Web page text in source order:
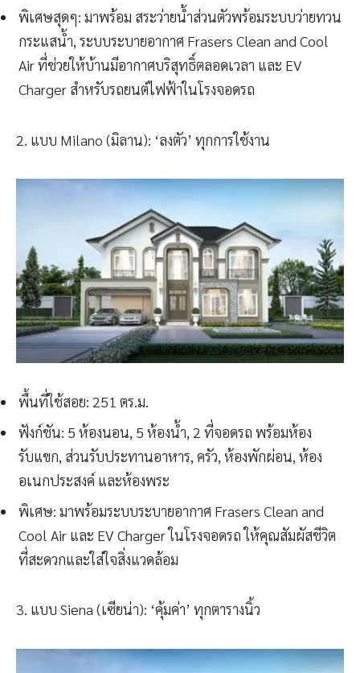
พิเศษสุดๆ: มาพร้อม สระว่ายน้ำส่วนตัวพร้อมระบบว่ายทวน
กระแสน้ำ, ระบบระบายอากาศ Frasers Clean and Cool
Air ที่ช่วยให้บ้านมีอากาศบริสุทธิ์ตลอดเวลา และ EV
Charger สำหรับรถยนต์ไฟฟ้าในโรงจอดรถ
2. แบบ Milano (มิลาน): ‘ลงตัว’ ทุกการใช้งาน
พื้นที่ใช้สอย: 251 ตร.ม.
ฟังก์ชัน: 5 ห้องนอน, 5 ห้องน้ำ, 2 ที่จอดรถ พร้อมห้อง
รับแขก, ส่วนรับประทานอาหาร, ครัว, ห้องพักผ่อน, ห้อง
อเนกประสงค์ และห้องพระ
พิเศษ: มาพร้อมระบบระบายอากาศ Frasers Clean and
Cool Air และ EV Charger ในโรงจอดรถ ให้คุณสัมผัสชีวิต
ที่สะดวกและใส่ใจสิ่งแวดล้อม
3. แบบ Siena (เซียน่า): ‘คุ้มค่า’ ทุกตารางนิ้ว